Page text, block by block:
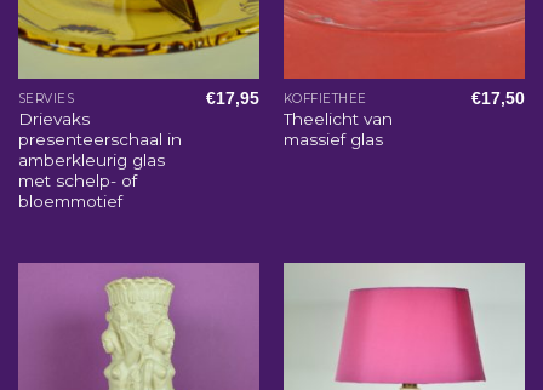
SERVIES
Drievaks
presenteerschaal in
amberkleurig glas
met schelp- of
bloemmotief
€17,95 KOFFIETHEE
Theelicht van
massief glas
€17,50